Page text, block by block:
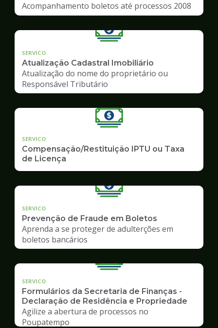
Acompanhamento boletos até processos 2008
SERVICO
Atualização Cadastral Imobiliário
Atualização do nome do proprietário ou
Responsável Tributário
SERVICO
Compensação/Restituição IPTU ou Taxa
de Licença
SERVICO
Prevenção de Fraude em Boletos
Aprenda a se proteger de adulterções em
boletos bancários
SERVICO
Formulários da Secretaria de Finanças -
Declaração de Residência e Propriedade
Agilize a abertura de processos no
Poupatempo